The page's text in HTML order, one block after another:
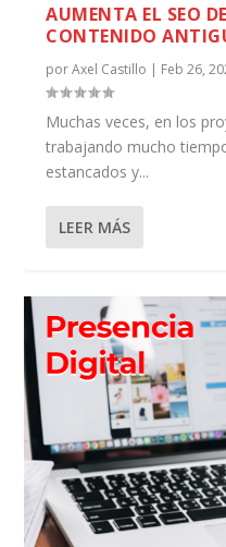
AUMENTA EL SEO
CONTENIDO
porAxel Castillo | Feb 26,
Muchas veces, en los
trabajando mucho
estancados y...
LEER MÁS